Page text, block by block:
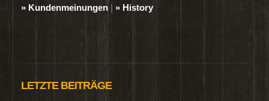
» Kundenmeinungen | » History
LETZTE BEITRÄGE